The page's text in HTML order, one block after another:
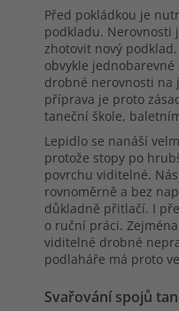
Před pokládkou je
podkladu. Nerovnosti
zhotovit nový
obvykle
drobné nerovnosti na
příprava je proto
taneční škole,
Lepidlo se nanáší
protože stopy po
povrchu viditelné.
rovnoměrně a bez
důkladně přitlačí. I
o ruční práci.
viditelné drobné
podlaháře má proto
Svařování spojů